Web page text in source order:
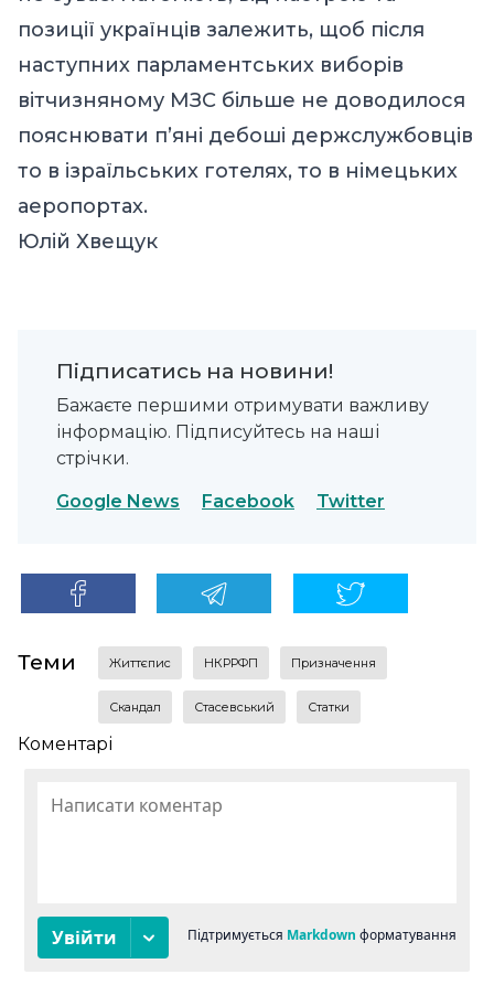
позиції українців залежить, щоб після
наступних парламентських виборів
вітчизняному МЗС більше не доводилося
пояснювати п’яні дебоші держслужбовців
то в ізраїльських готелях, то в німецьких
аеропортах.
Юлій Хвещук
Підписатись на новини!
Бажаєте першими отримувати важливу
інформацію. Підписуйтесь на наші
стрічки.
Google News Facebook Twitter
Теми життєпис НКРРФП призначення
скандал Стасевський статки
Коментарі